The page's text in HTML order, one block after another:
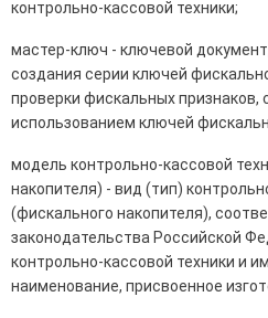
контрольно-кассовой техники;
мастер-ключ - ключевой
создания серии ключей
проверки фискальных
использованием ключей
модель контрольно-кассовой
накопителя) - вид (тип)
(фискального накопителя),
законодательства Российской
контрольно-кассовой техники и
наименование, присвоенное